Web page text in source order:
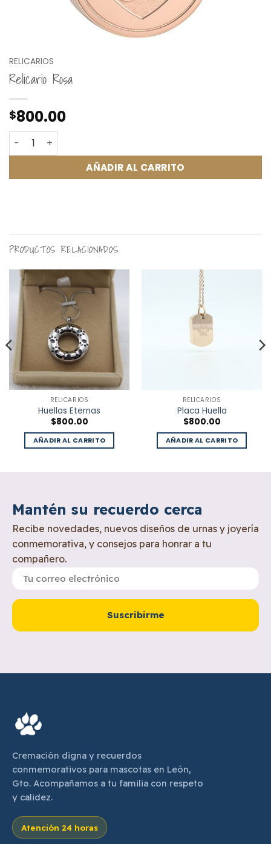
RELICARIOS
Relicario Rosa
$800.00
Relicario Rosa cantidad
AÑADIR AL CARRITO
PRODUCTOS RELACIONADOS
RELICARIOS
Huellas Eternas
$800.00
AÑADIR AL CARRITO
RELICARIOS
Placa Huella
$800.00
AÑADIR AL CARRITO
Mantén su recuerdo cerca
Recibe novedades, nuevos diseños de urnas y joyería
conmemorativa, y consejos para honrar a tu
compañero.
Suscribirme
Cremación digna y recuerdos
conmemorativos para mascotas en León,
Gto. Acompañamos a tu familia con respeto
y calidez.
Atención 24 horas